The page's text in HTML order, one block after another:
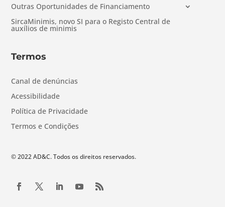
Outras Oportunidades de Financiamento
SircaMinimis, novo SI para o Registo Central de
auxílios de minimis
Termos
Canal de denúncias
Acessibilidade
Política de Privacidade
Termos e Condições
© 2022 AD&C. Todos os direitos reservados.